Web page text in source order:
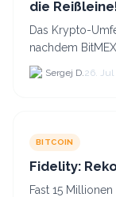
die
Das Krypto-
nachdem
September
nächste gr...
Sergej D.26.
BITCOIN
Fidelity:
Fast 15